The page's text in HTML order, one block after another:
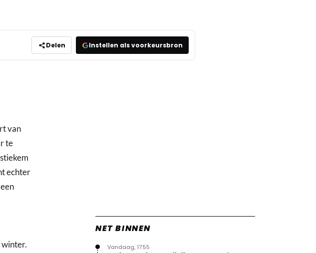
Delen Instellen als voorkeursbron
van
te
echter
winter.
NET BINNEN
Vandaag, 17:55